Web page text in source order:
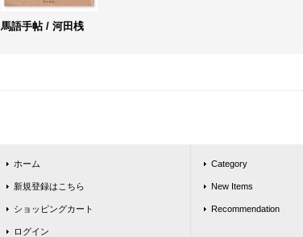
馬語手帖 / 河田桟
ホーム
新規登録はこちら
ショッピングカート
ログイン
Category
New Items
Recommendation